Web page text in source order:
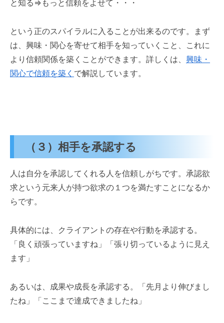
と知る⇒もっと信頼をよせて・・・
という正のスパイラルに入ることが出来るのです。まず
は、興味・関心を寄せて相手を知っていくこと、これに
より信頼関係を築くことができます。詳しくは、 興味・
関心で信頼を築く で解説しています。
（３）相手を承認する
人は自分を承認してくれる人を信頼しがちです。承認欲
求という元来人が持つ欲求の１つを満たすことになるか
らです。
具体的には、クライアントの存在や行動を承認する。
「良く頑張っていますね」「張り切っているように見え
ます」
あるいは、成果や成長を承認する。「先月より伸びまし
たね」「ここまで達成できましたね」